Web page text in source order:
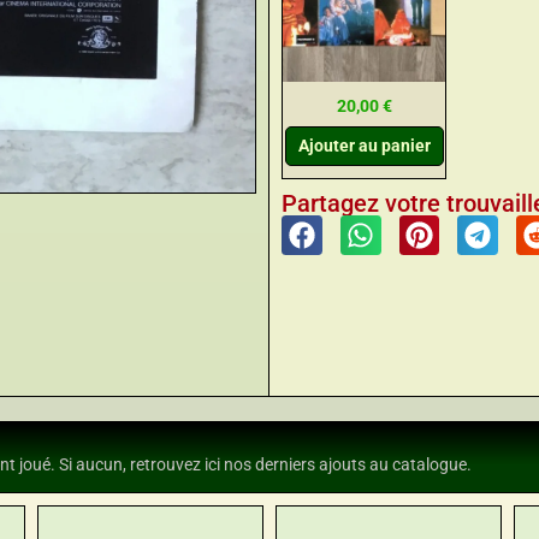
20,00€
Ajouter au panier
Partagez votre
joué. Si aucun, retrouvez ici nos derniers ajouts au catalogue.